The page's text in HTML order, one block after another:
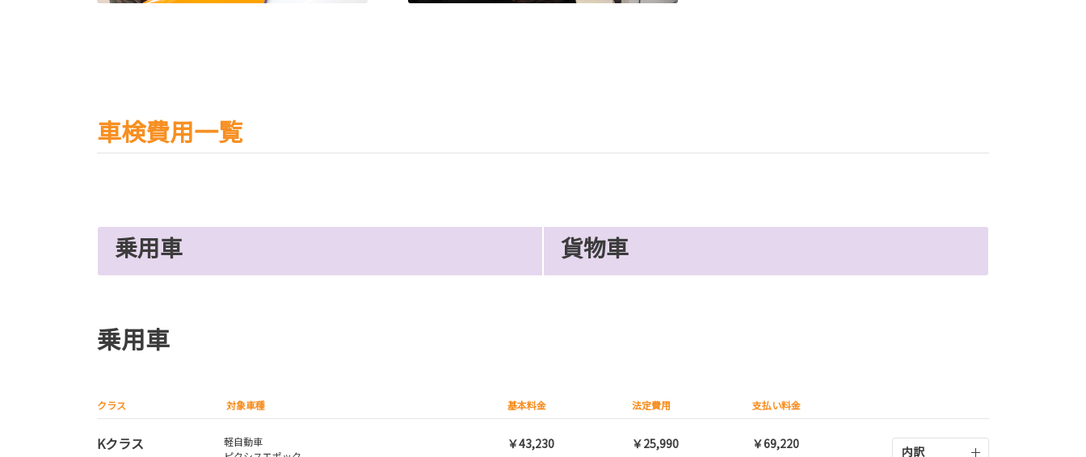
車検費用一覧
乗用車 貨物車
乗用車
クラス 対象車種 基本料金 法定費用 支払い料金
Kクラス
軽自動車
￥43,230 ￥25,990 ￥69,220 内訳